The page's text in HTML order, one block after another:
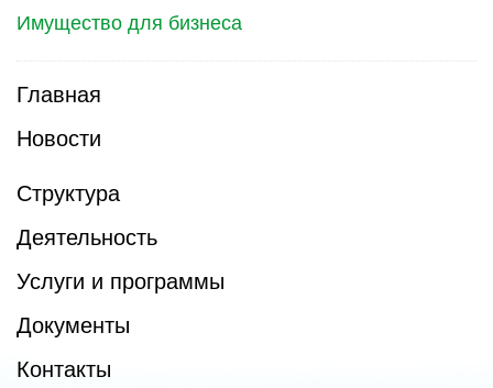
Имущество для бизнеса
Главная
Новости
Структура
Деятельность
Услуги и программы
Документы
Контакты